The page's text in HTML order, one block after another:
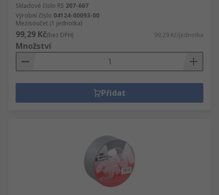
Skladové číslo RS 207-667
Výrobní číslo 04124-00093-00
Mezisoučet (1 jednotka)
99,29 Kč(bez DPH) 99,29 Kč/jednotka
Množství
Přidat